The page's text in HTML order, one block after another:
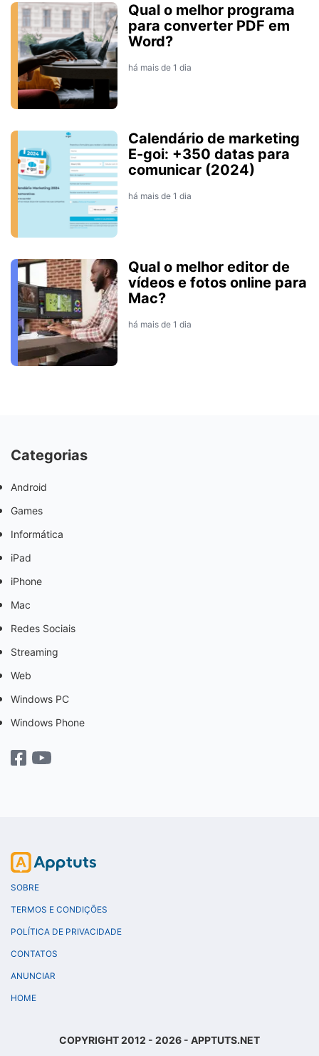
Qual o melhor programa
para converter PDF em
Word?
há mais de 1 dia
Calendário de marketing
E-goi: +350 datas para
comunicar (2024)
há mais de 1 dia
Qual o melhor editor de
vídeos e fotos online para
Mac?
há mais de 1 dia
Categorias
Android
Games
Informática
iPad
iPhone
Mac
Redes Sociais
Streaming
Web
Windows PC
Windows Phone
SOBRE
TERMOS E CONDIÇÕES
POLÍTICA DE PRIVACIDADE
CONTATOS
ANUNCIAR
HOME
COPYRIGHT 2012 - 2026 - APPTUTS.NET